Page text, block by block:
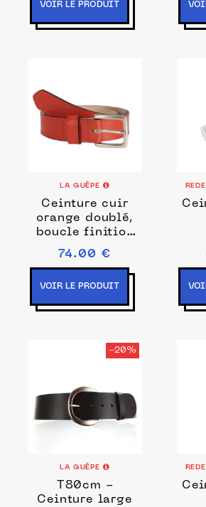
VOIR LE PRODUIT
LA GUÊPE
Ceinture cuir
orange doublé,
boucle finition
acier vieilli
74.00 €
VOIR LE PRODUIT
-20%
LA GUÊPE
T80cm -
Ceinture large